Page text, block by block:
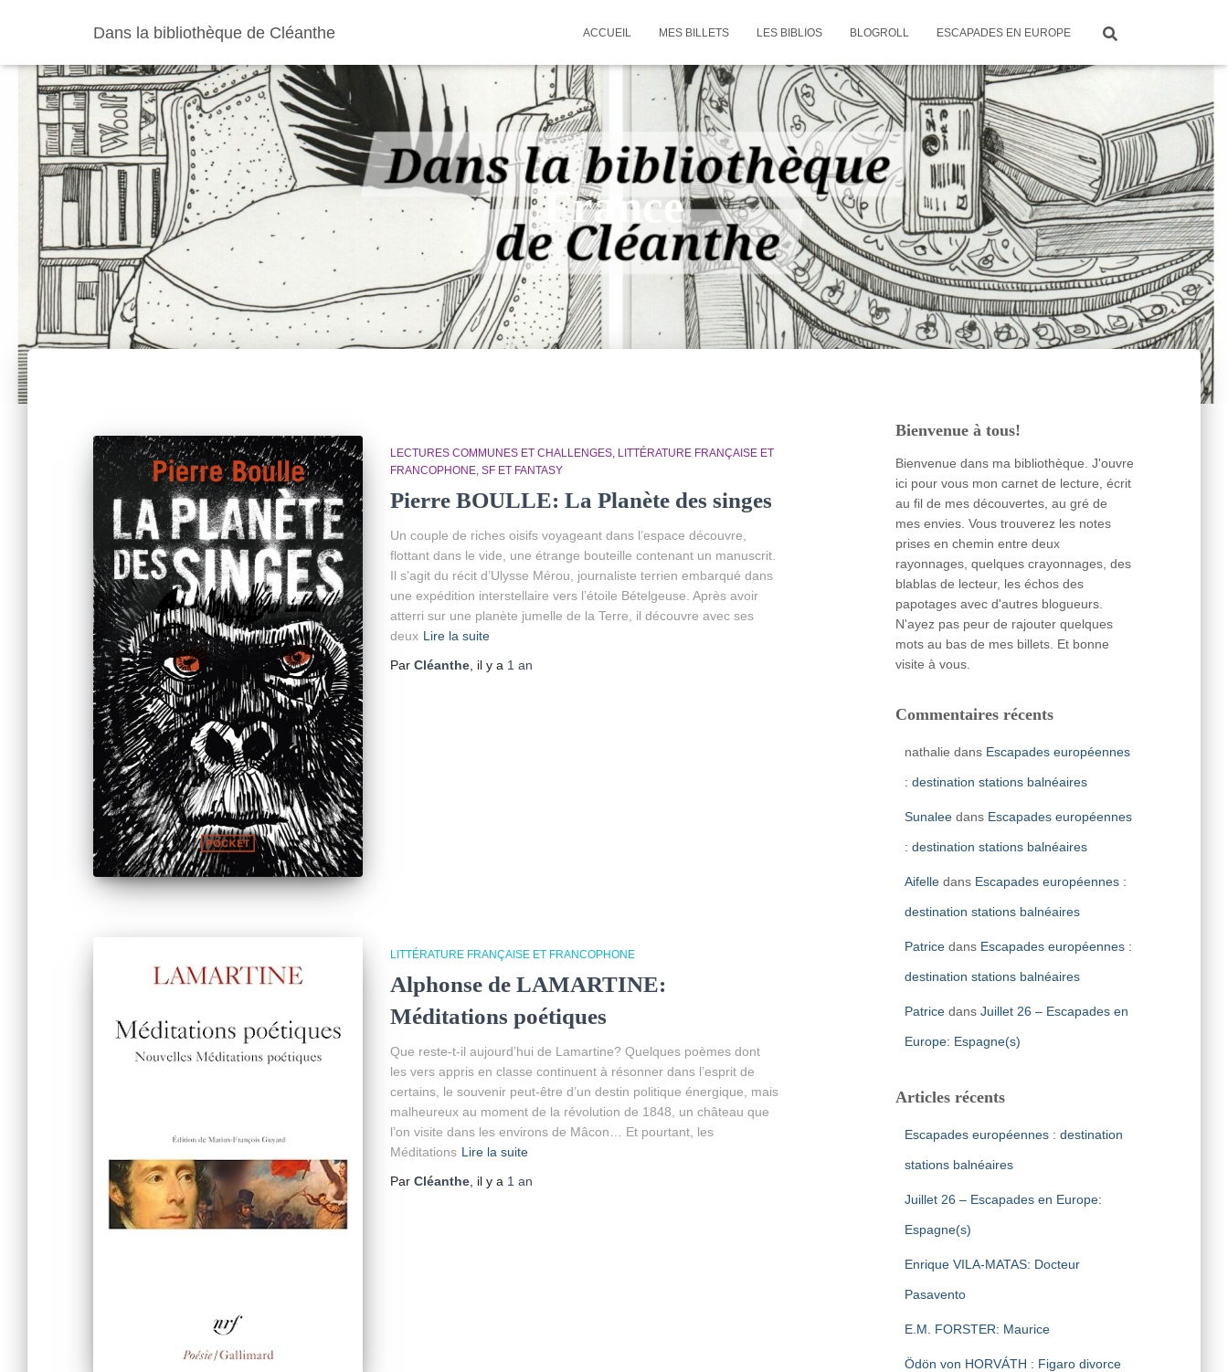
Dans la bibliothèque de Cléanthe ACCUEIL MES BILLETS LES BIBLIOS BLOGROLL ESCAPADES EN EUROPE
France
LECTURES COMMUNES ET CHALLENGES LITTÉRATURE FRANÇAISE ET
FRANCOPHONE SF ET FANTASY
Pierre BOULLE: La Planète des singes
Un couple de riches oisifs voyageant dans l’espace découvre,
flottant dans le vide, une étrange bouteille contenant un manuscrit.
Il s’agit du récit d’Ulysse Mérou, journaliste terrien embarqué dans
une expédition interstellaire vers l’étoile Bételgeuse. Après avoir
atterri sur une planète jumelle de la Terre, il découvre avec ses
deux Lire la suite
Par Cléanthe , il y a 1 an
LITTÉRATURE FRANÇAISE ET FRANCOPHONE
Alphonse de LAMARTINE:
Méditations poétiques
Que reste-t-il aujourd’hui de Lamartine? Quelques poèmes dont
les vers appris en classe continuent à résonner dans l’esprit de
certains, le souvenir peut-être d’un destin politique énergique, mais
malheureux au moment de la révolution de 1848, un château que
l’on visite dans les environs de Mâcon… Et pourtant, les
Méditations Lire la suite
Par Cléanthe, il y a 1 an
Bienvenue à tous!
Bienvenue dans ma bibliothèque. J'ouvre
ici pour vous mon carnet de lecture, écrit
au fil de mes découvertes, au gré de
mes envies. Vous trouverez les notes
prises en chemin entre deux
rayonnages, quelques crayonnages, des
blablas de lecteur, les échos des
papotages avec d'autres blogueurs.
N'ayez pas peur de rajouter quelques
mots au bas de mes billets. Et bonne
visite à vous.
Commentaires récents
nathalie dans Escapades européennes
: destination stations balnéaires
Sunaleedans Escapades européennes
: destination stations balnéaires
Aifelledans Escapades européennes :
destination stations balnéaires
Patricedans Escapades européennes :
destination stations balnéaires
Patricedans Juillet 26 – Escapades en
Europe: Espagne(s)
Articles récents
Escapades européennes : destination
stations balnéaires
Juillet 26 – Escapades en Europe:
Espagne(s)
Enrique VILA-MATAS: Docteur
Pasavento
E.M. FORSTER: Maurice
Ödön von HORVÁTH : Figaro divorce